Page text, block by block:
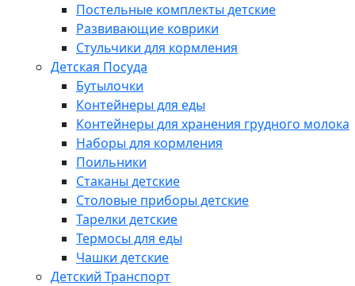
Постельные комплекты детские
Развивающие коврики
Стульчики для кормления
Детская Посуда
Бутылочки
Контейнеры для еды
Контейнеры для хранения грудного молока
Наборы для кормления
Поильники
Стаканы детские
Столовые приборы детские
Тарелки детские
Термосы для еды
Чашки детские
Детский Транспорт